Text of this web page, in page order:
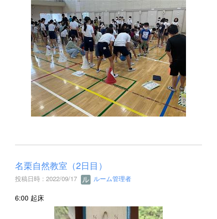
名栗自然教室（2日目）
投稿日時 : 2022/09/17 ルーム管理者
6:00 起床